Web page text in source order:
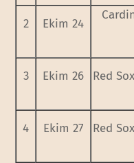
2 Ekim 24
3 Ekim 26 Red
4 Ekim 27 Red